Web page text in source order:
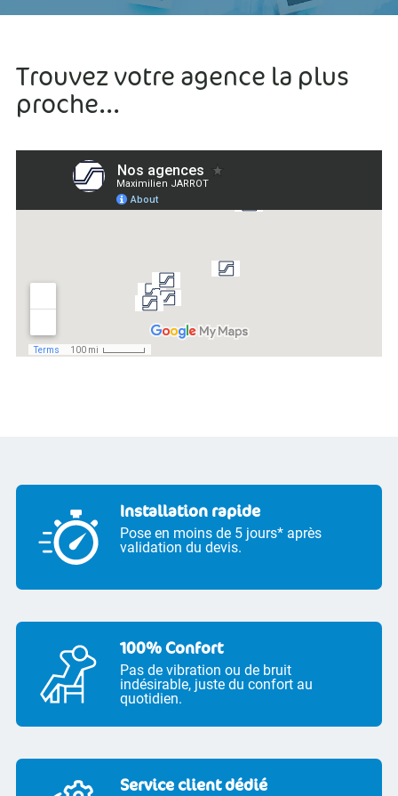
Trouvez votre agence la plus
proche...
Installation rapide
Pose en moins de 5 jours* après
validation du devis.
100% Confort
Pas de vibration ou de bruit
indésirable, juste du confort au
quotidien.
Service client dédié